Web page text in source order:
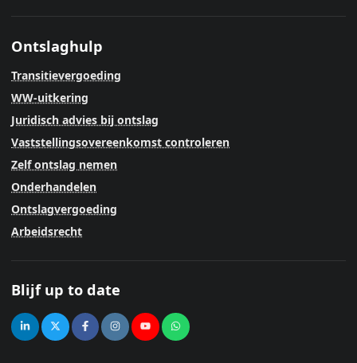
Ontslaghulp
Transitievergoeding
WW-uitkering
Juridisch advies bij ontslag
Vaststellingsovereenkomst controleren
Zelf ontslag nemen
Onderhandelen
Ontslagvergoeding
Arbeidsrecht
Blijf up to date